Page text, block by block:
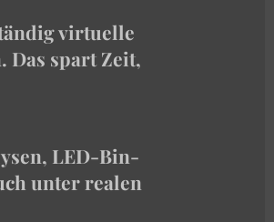
virtuelle
Das spart Zeit,
LED-Bin-
unter realen